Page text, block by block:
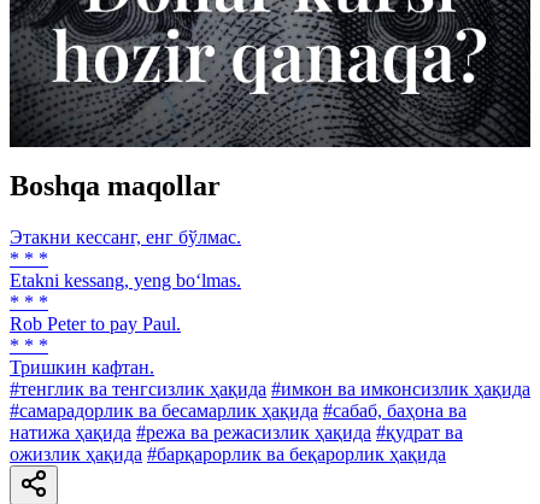
Boshqa maqollar
Этакни кессанг, енг бўлмас.
* * *
Etakni kessang, yeng bo‘lmas.
* * *
Rob Peter to pay Paul.
* * *
Тришкин кафтан.
#тенглик ва тенгсизлик ҳақида #имкон ва имконсизлик ҳақида
#самарадорлик ва бесамарлик ҳақида #сабаб, баҳона ва
натижа ҳақида #режа ва режасизлик ҳақида #қудрат ва
ожизлик ҳақида #барқарорлик ва беқарорлик ҳақида